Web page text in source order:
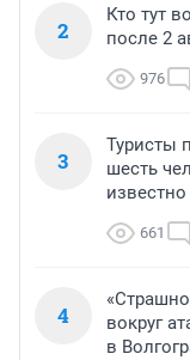
2
Кто тут
после 2
976
3
Туристы
шесть
661
4
вокруг
в